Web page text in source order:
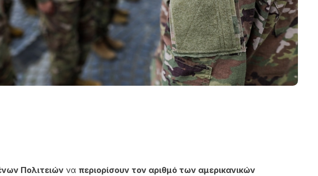
Πολιτειών να περιορίσουν τον αριθμό των αμερικανικών